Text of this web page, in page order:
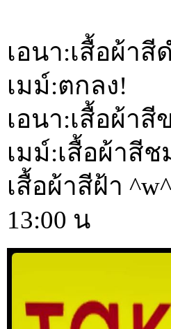
เอนา:เสื้อผ้าสี
เมม์:ตกลง!
เอนา:เสื้อผ้าสี
เมม์:เสื้อผ้าสี
เสื้อผ้าสีฝ้า
13:00 น